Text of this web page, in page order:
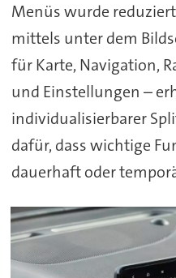
Menüs wurde
mittels unter dem
für Karte, Navigation,
und Einstellungen –
individualisierbarer
dafür, dass wichtige
dauerhaft oder